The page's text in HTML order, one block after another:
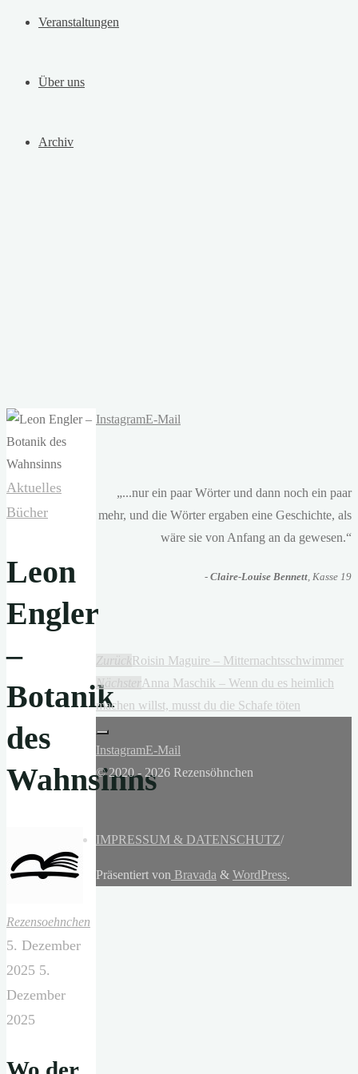
Veranstaltungen
Über uns
Archiv
Aktuelles
Bücher
Leon
Engler
–
Botanik
des
Wahnsinns
Rezensoehnchen
5. Dezember
2025 5.
Dezember
2025
InstagramE-Mail
„...nur ein paar Wörter und dann noch ein paar
mehr, und die Wörter ergaben eine Geschichte, als
wäre sie von Anfang an da gewesen.“
- Claire-Louise Bennett, Kasse 19
ZurückRoisin Maguire – Mitternachtsschwimmer
NächsterAnna Maschik – Wenn du es heimlich
machen willst, musst du die Schafe töten
InstagramE-Mail
© 2020 - 2026 Rezensöhnchen
IMPRESSUM & DATENSCHUTZ/
Präsentiert von Bravada & WordPress.